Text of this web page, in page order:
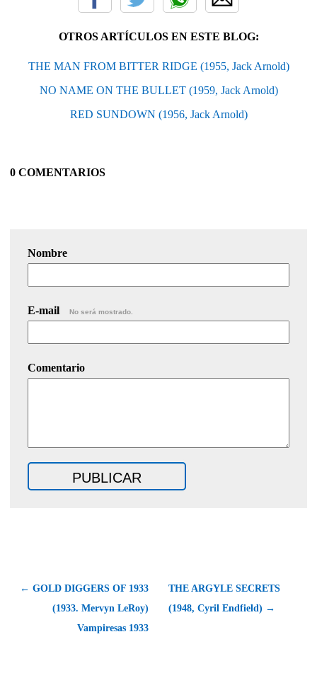
OTROS ARTÍCULOS EN ESTE BLOG:
THE MAN FROM BITTER RIDGE (1955, Jack Arnold)
NO NAME ON THE BULLET (1959, Jack Arnold)
RED SUNDOWN (1956, Jack Arnold)
0 COMENTARIOS
Nombre
E-mail No será mostrado.
Comentario
← GOLD DIGGERS OF 1933
(1933. Mervyn LeRoy)
Vampiresas 1933
THE ARGYLE SECRETS
(1948, Cyril Endfield) →